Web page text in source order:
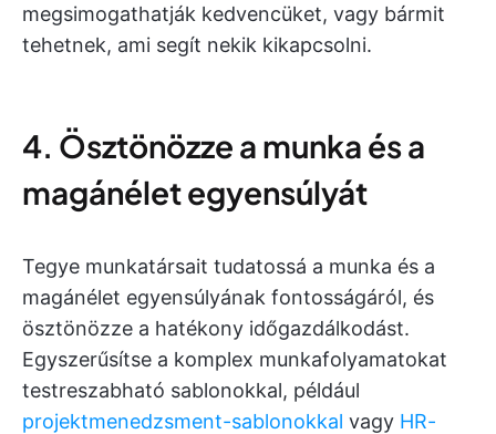
megsimogathatják kedvencüket, vagy bármit
tehetnek, ami segít nekik kikapcsolni.
4. Ösztönözze a munka és a
magánélet egyensúlyát
Tegye munkatársait tudatossá a munka és a
magánélet egyensúlyának fontosságáról, és
ösztönözze a hatékony időgazdálkodást.
Egyszerűsítse a komplex munkafolyamatokat
testreszabható sablonokkal, például
projektmenedzsment-sablonokkal vagy HR-